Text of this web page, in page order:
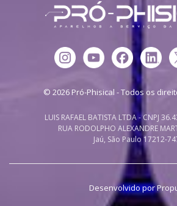
© 2026 Pró-Phisical - Todos os
LUIS RAFAEL BATISTA LTDA - CNPJ
RUA RODOLPHO ALEXANDRE
Jaú, São Paulo 17212-
Desenvolvido por